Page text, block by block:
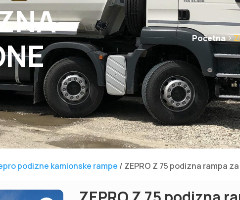
Početna
podizne kamionske rampe / ZEPRO Z 75 podizna rampa